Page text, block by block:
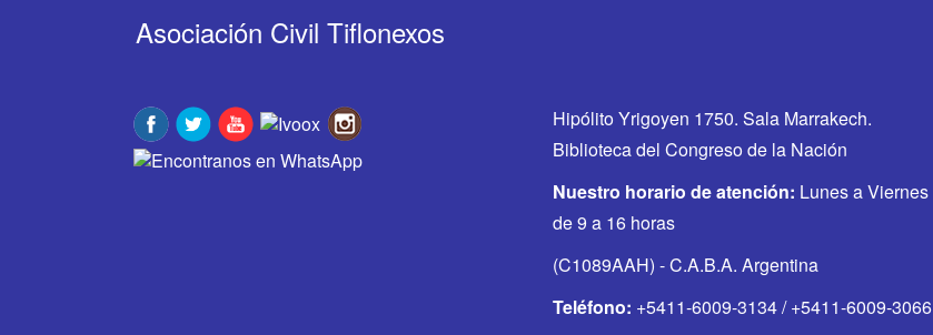
Asociación Civil Tiflonexos
Hipólito Yrigoyen 1750. Sala Marrakech.
Biblioteca del Congreso de la Nación
Nuestro horario de atención: Lunes a Viernes
de 9 a 16 horas
(C1089AAH) - C.A.B.A. Argentina
Teléfono: +5411-6009-3134 / +5411-6009-3066